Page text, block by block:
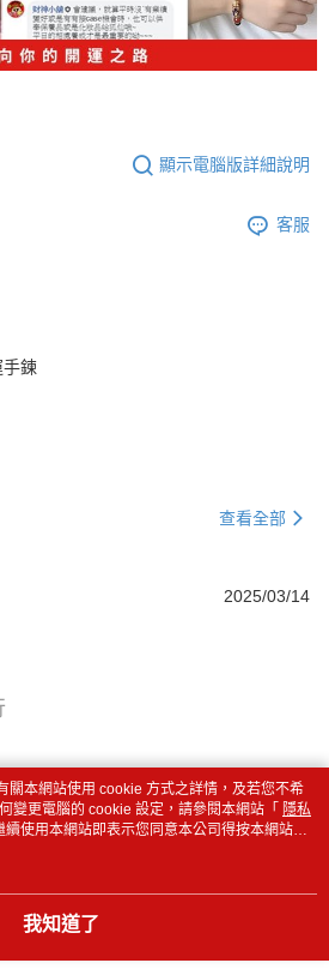
顯示電腦版詳細說明
客服
鍊
查看全部
2025/03/14
關本網站使用 cookie 方式之詳情，及若您不希
變更電腦的 cookie 設定，請參閱本網站「 隱私
續使用本網站即表示您同意本公司得按本網站使
。
我知道了